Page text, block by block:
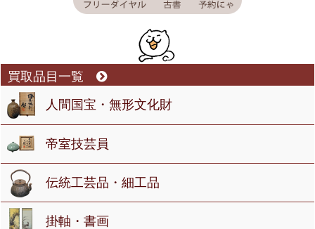
買取品目一覧
人間国宝・無形文化財
帝室技芸員
伝統工芸品・細工品
掛軸・書画